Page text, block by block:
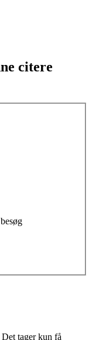
citere
tager kun få